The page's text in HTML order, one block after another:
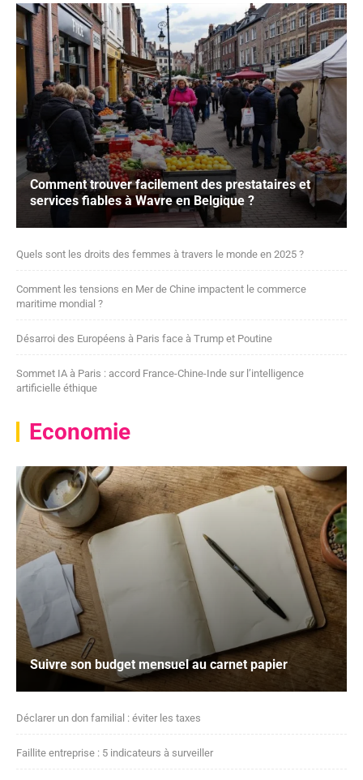
Comment trouver facilement des prestataires et
services fiables à Wavre en Belgique ?
Quels sont les droits des femmes à travers le monde en 2025 ?
Comment les tensions en Mer de Chine impactent le commerce
maritime mondial ?
Désarroi des Européens à Paris face à Trump et Poutine
Sommet IA à Paris : accord France-Chine-Inde sur l’intelligence
artificielle éthique
Economie
Suivre son budget mensuel au carnet papier
Déclarer un don familial : éviter les taxes
Faillite entreprise : 5 indicateurs à surveiller